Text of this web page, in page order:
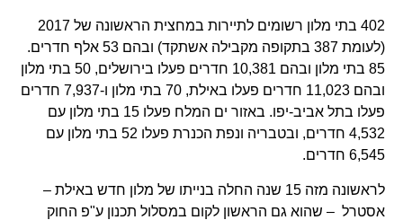
402 בתי מלון רשומים לתיירות במחצית הראשונה של 2017
(לעומת 387 בתקופה מקבילה אשתקד) ובהם 53 אלף חדרים.
85 בתי מלון ובהם 10,381 חדרים פעלו בירושלים, 50 בתי מלון
ובהם 11,023 חדרים פעלו באילת, 70 בתי מלון ו-7,937 חדרים
פעלו בתל אביב-יפו. באזור ים המלח פעלו 15 בתי מלון עם
4,532 חדרים, ובטבריה ונפת הכנרת פעלו 52 בתי מלון עם
6,545 חדרים.
לראשונה מזה 15 שנה החלה בנייתו של מלון חדש באילת –
אסטרל – שהוא גם הראשון לקום במסלול תכנון ע"פ החוק